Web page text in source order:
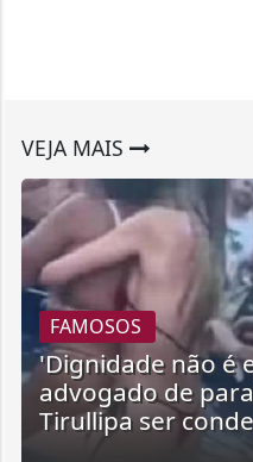
VEJA MAIS
FAMOSOS
'Dignidade não é
advogado de
Tirullipa ser